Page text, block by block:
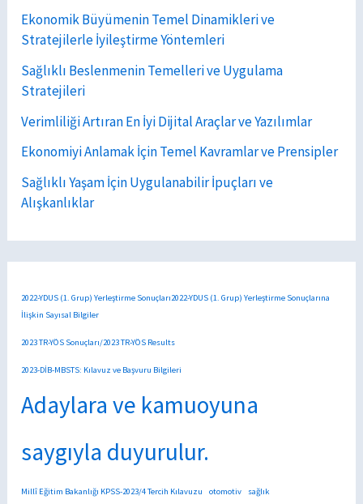
Ekonomik Büyümenin Temel Dinamikleri ve
Stratejilerle İyileştirme Yöntemleri
Sağlıklı Beslenmenin Temelleri ve Uygulama
Stratejileri
Verimliliği Artıran En İyi Dijital Araçlar ve Yazılımlar
Ekonomiyi Anlamak İçin Temel Kavramlar ve Prensipler
Sağlıklı Yaşam İçin Uygulanabilir İpuçları ve
Alışkanlıklar
2022-YDUS (1. Grup) Yerleştirme Sonuçları2022-YDUS (1. Grup) Yerleştirme Sonuçlarına
İlişkin Sayısal Bilgiler
2023 TR-YÖS Sonuçları/2023 TR-YÖS Results
2023-DİB-MBSTS: Kılavuz ve Başvuru Bilgileri
Adaylara ve kamuoyuna
saygıyla duyurulur.
Millî Eğitim Bakanlığı KPSS-2023/4 Tercih Kılavuzu otomotiv sağlık